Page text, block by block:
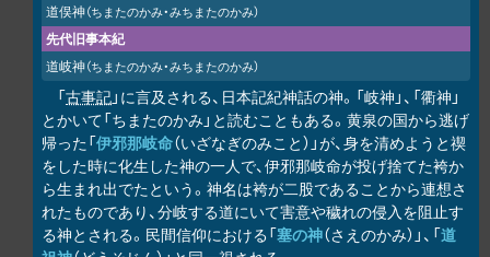
道俣神（ちまたのかみ・みちまたのかみ）
先代旧事本紀
道岐神（ちまたのかみ・みちまたのかみ）
「古事記」に言及される、日本記紀神話の神。「岐神」、「衢神」
とかいて「ちまたのかみ」と読むこともある。黄泉の国から逃げ
帰った「伊邪那岐命（いざなぎのみこと）」が、身を清めようと禊
をした時に化生した神の一人で、伊邪那岐命が投げ捨てた袴か
ら生まれ出でたという。神名は袴が二股であることから連想さ
れたものであり、分岐する道にいて害意や穢れの侵入を阻止す
る神とされる。民間信仰における「塞の神（さえのかみ）」、「道